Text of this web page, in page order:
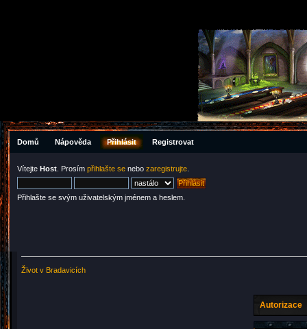
Domů Nápověda Přihlásit Registrovat
Vítejte Host . Prosím přihlašte se nebo zaregistrujte
Přihlašte se svým uživatelským jménem a heslem.
Život v Bradavicích
Autorizace